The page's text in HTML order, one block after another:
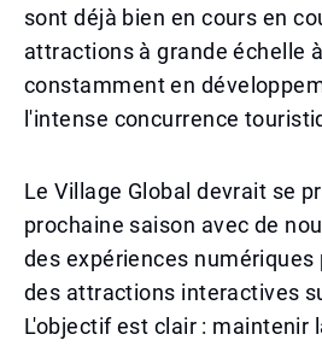
sont déjà bien en cours en
attractions à grande échelle
constamment en
l'intense concurrence
Le Village Global devrait se
prochaine saison avec de
des expériences
des attractions interactives
L'objectif est clair : maintenir